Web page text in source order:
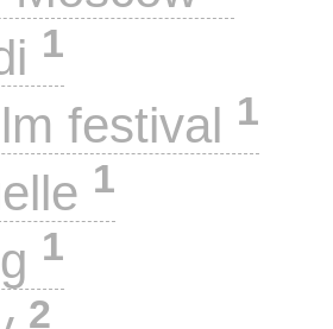
1
festival 1
1
1
2